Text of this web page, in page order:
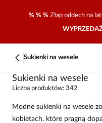
% % % Złap oddech na
Sukienki na wesele
Sukienki na wesele
Liczba produktów: 342
Modne sukienki na wesele
kobietach, które pragną